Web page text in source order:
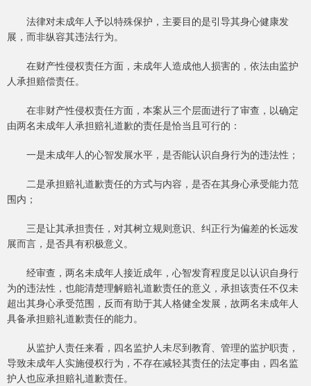
法律对未成年人予以特殊保护，主要目的是引导其身心健康发
展，而非纵容其违法行为。
在财产性侵权责任方面，未成年人造成他人损害的，依法由监护
人承担赔偿责任。
在非财产性侵权责任方面，本案从三个层面进行了审查，以确定
由两名未成年人承担赔礼道歉的责任是恰当且可行的：
一是未成年人的心智发展水平，是否能认识自身行为的违法性；
二是承担赔礼道歉责任的方式与内容，是否在其身心承受能力范
围内；
三是让其承担责任，对其树立规则意识、纠正行为偏差的长远发
展而言，是否具有积极意义。
经审查，两名未成年人接近成年，心智发育程度足以认识自身行
为的违法性，也能清楚理解赔礼道歉责任的意义，承担该责任不仅未
超出其身心承受范围，反而有助于其人格健全发展，故两名未成年人
具备承担赔礼道歉责任的能力。
从监护人责任来看，四名监护人未尽到教育、管理的监护职责，
导致未成年人实施侵权行为，不存在减轻其责任的法定事由，四名监
护人也应承担赔礼道歉责任。